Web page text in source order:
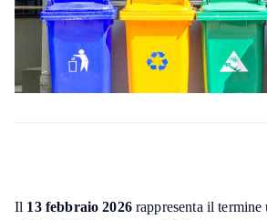
Il 13 febbraio 2026rappresenta il termine